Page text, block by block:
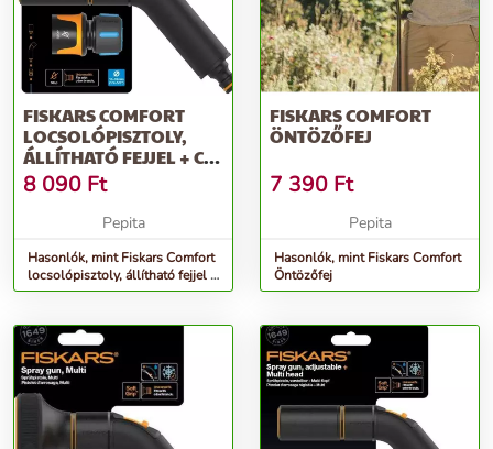
FISKARS COMFORT
LOCSOLÓPISZTOLY,
ÁLLÍTHATÓ FEJJEL + CF
TÖMLŐCSATL...
8 090 Ft
Pepita
Hasonlók, mint Fiskars Comfort
locsolópisztoly, állítható fejjel +
CF tömlőcsatl...
FISKARS COMFORT
ÖNTÖZŐFEJ
7 390 Ft
Pepita
Hasonlók, mint Fiskars Comfort
Öntözőfej